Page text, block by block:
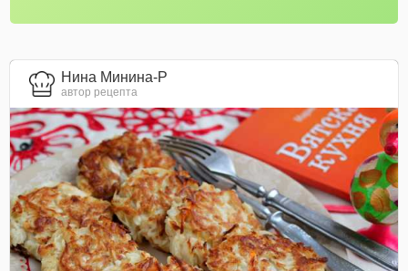
Нина Минина-Р
автор рецепта